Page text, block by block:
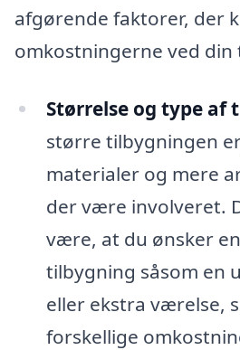
afgørende faktorer, der
omkostningerne ved din
Størrelse og type af
større tilbygningen
materialer og mere
der være involveret.
være, at du ønsker
tilbygning såsom en
eller ekstra værelse,
forskellige